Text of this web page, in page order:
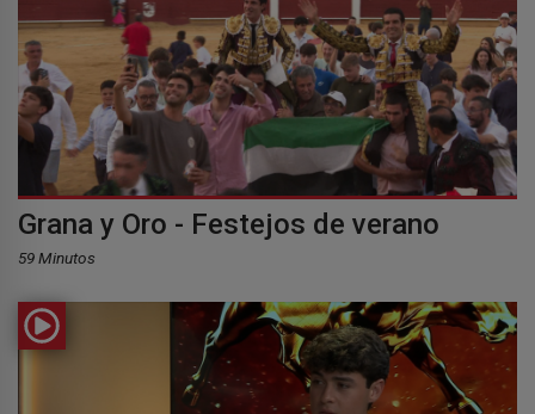
Grana y Oro - Festejos de verano
59 Minutos